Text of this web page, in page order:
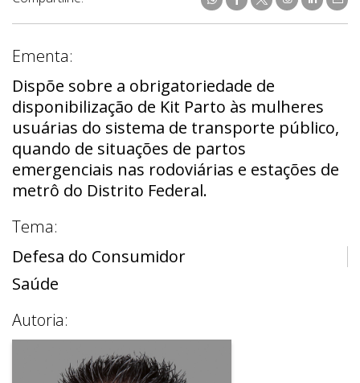
Ementa:
Dispõe sobre a obrigatoriedade de
disponibilização de Kit Parto às mulheres
usuárias do sistema de transporte público,
quando de situações de partos
emergenciais nas rodoviárias e estações de
metrô do Distrito Federal.
Tema:
Defesa do Consumidor
Saúde
Autoria: